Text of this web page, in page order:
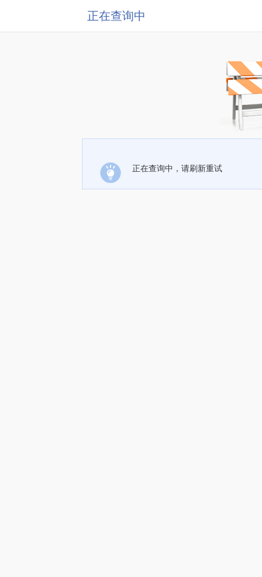
正在查询中
正在查询中，请刷新重试